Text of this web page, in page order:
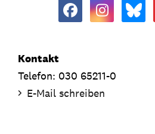
Kontakt
Telefon: 030 65211-0
E-Mail schreiben